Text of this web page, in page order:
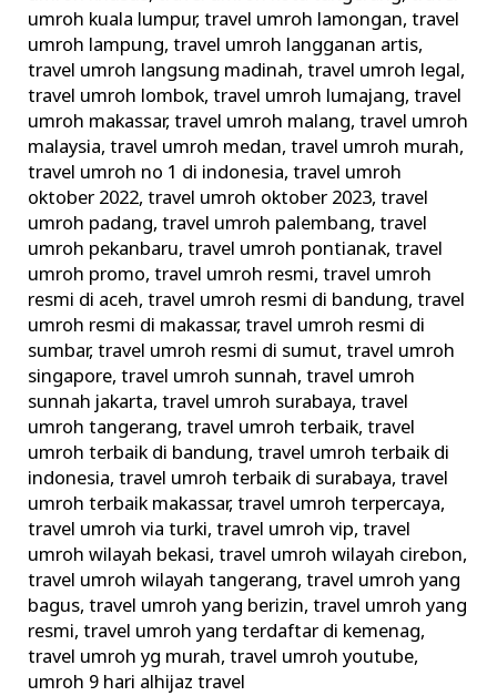
umroh kuala lumpur,travel umroh lamongan,travel
umroh lampung,travel umroh langganan artis,
travel umroh langsung madinah,travel umroh legal,
travel umroh lombok,travel umroh lumajang,travel
umroh makassar,travel umroh malang,travel umroh
malaysia,travel umroh medan,travel umroh murah,
travel umroh no 1 di indonesia,travel umroh
oktober 2022,travel umroh oktober 2023,travel
umroh padang,travel umroh palembang,travel
umroh pekanbaru,travel umroh pontianak,travel
umroh promo,travel umroh resmi,travel umroh
resmi di aceh,travel umroh resmi di bandung,travel
umroh resmi di makassar,travel umroh resmi di
sumbar,travel umroh resmi di sumut,travel umroh
singapore,travel umroh sunnah,travel umroh
sunnah jakarta,travel umroh surabaya,travel
umroh tangerang,travel umroh terbaik,travel
umroh terbaik di bandung,travel umroh terbaik di
indonesia,travel umroh terbaik di surabaya,travel
umroh terbaik makassar,travel umroh terpercaya,
travel umroh via turki,travel umroh vip,travel
umroh wilayah bekasi,travel umroh wilayah cirebon,
travel umroh wilayah tangerang,travel umroh yang
bagus,travel umroh yang berizin,travel umroh yang
resmi,travel umroh yang terdaftar di kemenag,
travel umroh yg murah,travel umroh youtube,
umroh 9 hari alhijaz travel